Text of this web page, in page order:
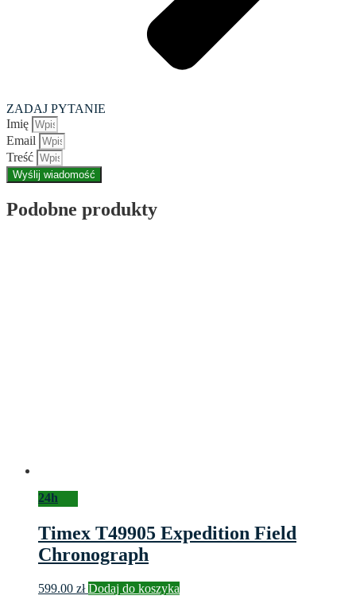
ZADAJ PYTANIE
Imię
Email
Treść
Wyślij wiadomość
Podobne produkty
24h
Timex T49905 Expedition Field
Chronograph
599.00 zł Dodaj do koszyka